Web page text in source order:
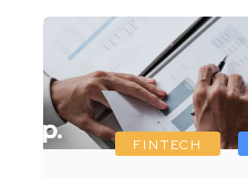
FINTECH